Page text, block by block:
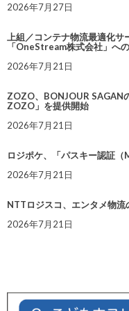
2026年7月27日
上組／コンテナ物流最適化
「OneStream株式会社」へ
2026年7月21日
ZOZO、BONJOUR SAGAN
ZOZO」を提供開始
2026年7月21日
ロジポケ、「パスキー認証（
2026年7月21日
NTTロジスコ、エンタメ物
2026年7月21日